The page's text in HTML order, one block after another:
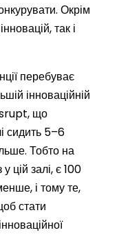
Окрім
так і
перебуває
інноваційній
що
сидить 5–6
Тобто на
цій залі, є 100
і тому те,
стати